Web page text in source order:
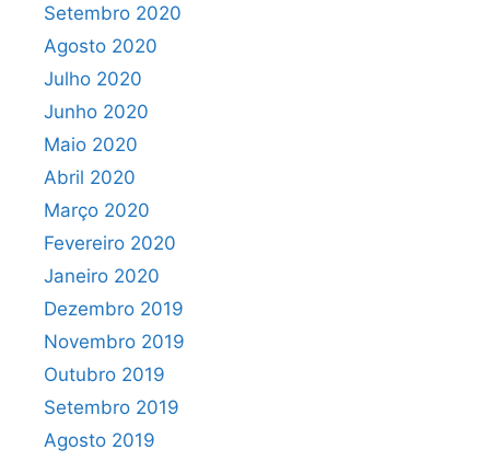
Setembro 2020
Agosto 2020
Julho 2020
Junho 2020
Maio 2020
Abril 2020
Março 2020
Fevereiro 2020
Janeiro 2020
Dezembro 2019
Novembro 2019
Outubro 2019
Setembro 2019
Agosto 2019